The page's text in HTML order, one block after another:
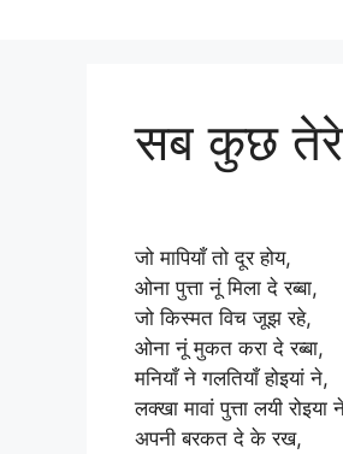
सब कुछ तेरे
जो मापियाँ तो दूर होय,
ओना पुत्ता नूं मिला दे रब्बा,
जो किस्मत विच जूझ रहे,
ओना नूं मुकत करा दे रब्बा,
मनियाँ ने गलतियाँ होइयां ने,
लक्खा मावां पुत्ता लयी रोइया
अपनी बरकत दे के रख,